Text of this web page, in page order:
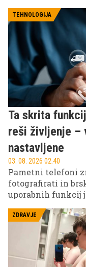
takrat, ko se
TEHNOLOGIJA
Ta skrita
reši življenje –
nastavljene
03. 08. 2026 02.40
Pametni telefoni
fotografirati in
uporabnih funkcij
trenutkih lahko
pride pravočasno
ZDRAVJE